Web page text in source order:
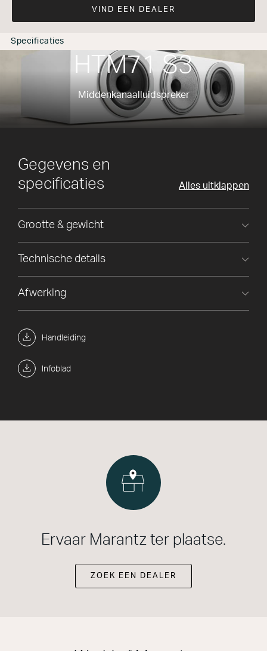
VIND EEN DEALER
Specificaties
HTM71 S3
Middenkanaalluidspreker
Gegevens en
specificaties
Handleiding
Infoblad
Alles uitklappen
Grootte & gewicht
Technische details
Afwerking
Ervaar Marantz ter plaatse.
ZOEK EEN DEALER